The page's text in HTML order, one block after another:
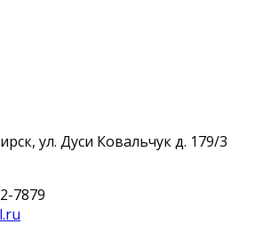
ул. Дуси Ковальчук д. 179/3
7879